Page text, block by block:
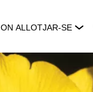
ON ALLOTJAR-SE